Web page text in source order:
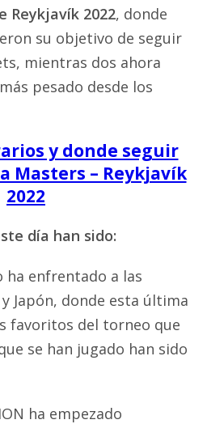
Reykjavík 2022, donde
su objetivo de seguir
mientras dos ahora
pesado desde los
y donde seguir
Masters – Reykjavík
2022
día han sido:
enfrentado a las
Japón, donde esta última
favoritos del torneo que
se han jugado han sido
ha empezado